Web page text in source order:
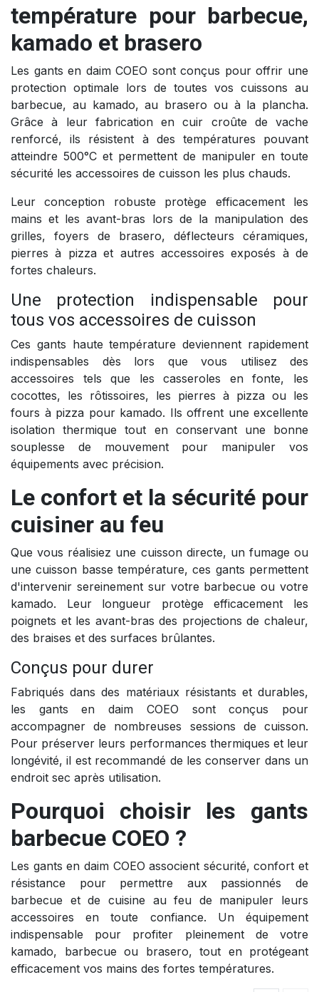
température pour barbecue,
kamado et brasero
Les gants en daim COEO sont conçus pour offrir une
protection optimale lors de toutes vos cuissons au
barbecue, au kamado, au brasero ou à la plancha.
Grâce à leur fabrication en cuir croûte de vache
renforcé, ils résistent à des températures pouvant
atteindre 500°C et permettent de manipuler en toute
sécurité les accessoires de cuisson les plus chauds.
Leur conception robuste protège efficacement les
mains et les avant-bras lors de la manipulation des
grilles, foyers de brasero, déflecteurs céramiques,
pierres à pizza et autres accessoires exposés à de
fortes chaleurs.
Une protection indispensable pour
tous vos accessoires de cuisson
Ces gants haute température deviennent rapidement
indispensables dès lors que vous utilisez des
accessoires tels que les casseroles en fonte, les
cocottes, les rôtissoires, les pierres à pizza ou les
fours à pizza pour kamado. Ils offrent une excellente
isolation thermique tout en conservant une bonne
souplesse de mouvement pour manipuler vos
équipements avec précision.
Le confort et la sécurité pour
cuisiner au feu
Que vous réalisiez une cuisson directe, un fumage ou
une cuisson basse température, ces gants permettent
d'intervenir sereinement sur votre barbecue ou votre
kamado. Leur longueur protège efficacement les
poignets et les avant-bras des projections de chaleur,
des braises et des surfaces brûlantes.
Conçus pour durer
Fabriqués dans des matériaux résistants et durables,
les gants en daim COEO sont conçus pour
accompagner de nombreuses sessions de cuisson.
Pour préserver leurs performances thermiques et leur
longévité, il est recommandé de les conserver dans un
endroit sec après utilisation.
Pourquoi choisir les gants
barbecue COEO ?
Les gants en daim COEO associent sécurité, confort et
résistance pour permettre aux passionnés de
barbecue et de cuisine au feu de manipuler leurs
accessoires en toute confiance. Un équipement
indispensable pour profiter pleinement de votre
kamado, barbecue ou brasero, tout en protégeant
efficacement vos mains des fortes températures.